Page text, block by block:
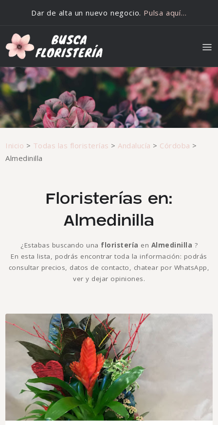
Dar de alta un nuevo negocio. Pulsa aquí…
Inicio > Todas las floristerías > Andalucía > Córdoba >
Almedinilla
Floristerías en:
Almedinilla
¿Estabas buscando una floristería en Almedinilla ?
En esta lista, podrás encontrar toda la información: podrás
consultar precios, datos de contacto, chatear por WhatsApp,
ver y dejar opiniones.